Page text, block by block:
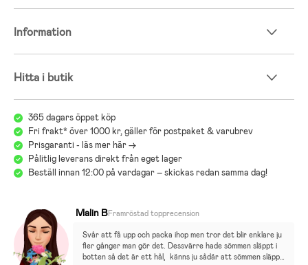
Information
Hitta i butik
365 dagars öppet köp
Fri frakt* över 1000 kr, gäller för postpaket & varubrev
Prisgaranti - läs mer här ->
Pålitlig leverans direkt från eget lager
Beställ innan 12:00 på vardagar – skickas redan samma dag!
Malin BFramröstad topprecension
Svår att få upp och packa ihop men tror det blir enklare ju
fler gånger man gör det. Dessvärre hade sömmen släppt i
botten så det är ett hål,  känns ju sådär att sömmen släppt